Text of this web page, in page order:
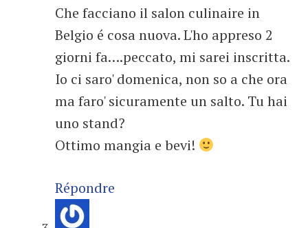
Che facciano il salon culinaire in
Belgio é cosa nuova. L'ho appreso 2
giorni fa….peccato, mi sarei inscritta.
Io ci saro' domenica, non so a che ora
ma faro' sicuramente un salto. Tu hai
uno stand?
Ottimo mangia e bevi!
Répondre